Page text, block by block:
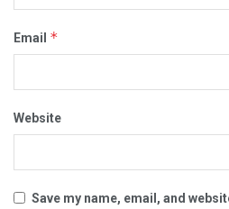
Email *
Website
Save my name, email, and